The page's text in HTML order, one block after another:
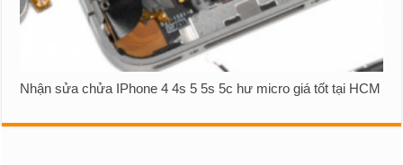
Nhận sửa chửa IPhone 4 4s 5 5s 5c hư micro giá tốt tại HCM